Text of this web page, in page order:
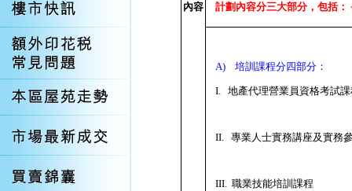
內容 計劃內容分三大部分，包括：
A) 培訓課程分四部分：
I. 地產代理營業員資格考試
II. 專業人士實務講座及實務
III. 職業技能培訓課程